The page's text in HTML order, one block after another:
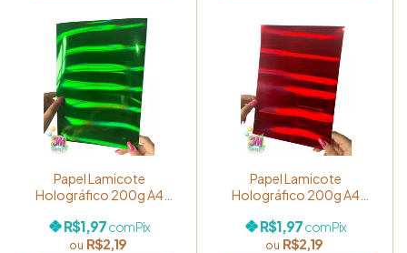
Papel Lamicote
Holográfico 200g A4
Escuro
R$2,19
R$1,97comPix
Papel Lamicote
Holográfico 200g A4
R$2,19
R$1,97comPix